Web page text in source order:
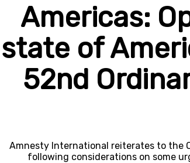
Americas:
state of
52nd
Amnesty International reiterates to the
following considerations on some